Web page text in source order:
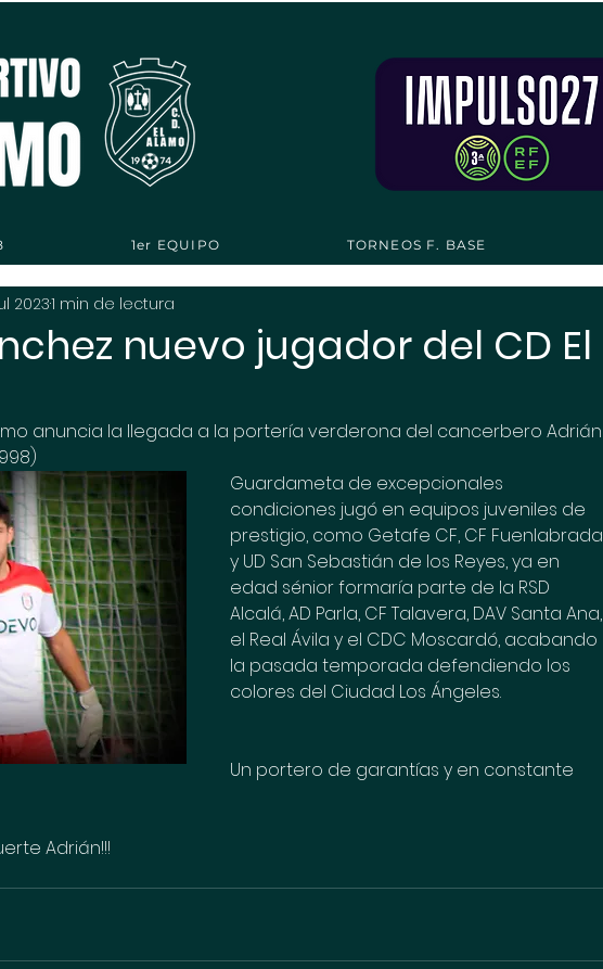
1er EQUIPO TORNEOS F. BASE
nuevo jugador del CD El
20231 min de lectura
anuncia la llegada a la portería verderona del cancerbero Adrián
Guardameta de excepcionales
condiciones jugó en equipos juveniles de
prestigio, como Getafe CF, CF Fuenlabrada
y UD San Sebastián de los Reyes, ya en
edad sénior formaría parte de la RSD
Alcalá, AD Parla, CF Talavera, DAV Santa Ana,
el Real Ávila y el CDC Moscardó, acabando
la pasada temporada defendiendo los
colores del Ciudad Los Ángeles.
Un portero de garantías y en constante
Adrián!!!